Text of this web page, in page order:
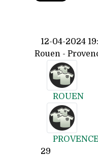
12-04-2024
Rouen -
ROUEN
29